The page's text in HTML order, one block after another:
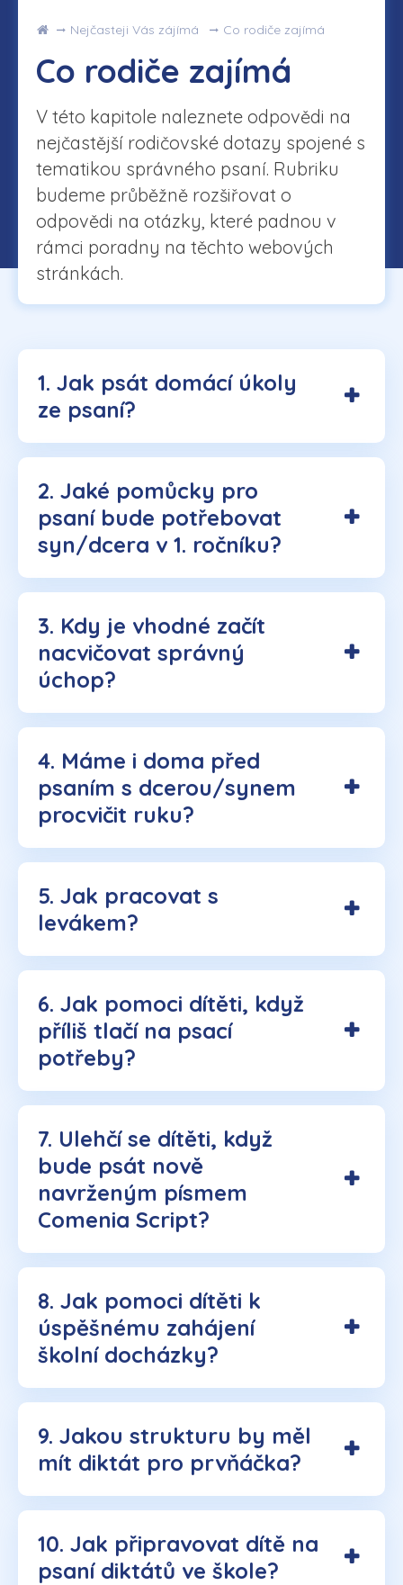
Úvod Nejčasteji Vás zájímá Co rodiče zajímá
Co rodiče zajímá
V této kapitole naleznete odpovědi na
nejčastější rodičovské dotazy spojené s
tematikou správného psaní. Rubriku
budeme průběžně rozšiřovat o
odpovědi na otázky, které padnou v
rámci poradny na těchto webových
stránkách.
1. Jak psát domácí úkoly
ze psaní?
2. Jaké pomůcky pro
psaní bude potřebovat
syn/dcera v 1. ročníku?
3. Kdy je vhodné začít
nacvičovat správný
úchop?
4. Máme i doma před
psaním s dcerou/synem
procvičit ruku?
5. Jak pracovat s
levákem?
6. Jak pomoci dítěti, když
příliš tlačí na psací
potřeby?
7. Ulehčí se dítěti, když
bude psát nově
navrženým písmem
Comenia Script?
8. Jak pomoci dítěti k
úspěšnému zahájení
školní docházky?
9. Jakou strukturu by měl
mít diktát pro prvňáčka?
10. Jak připravovat dítě na
psaní diktátů ve škole?